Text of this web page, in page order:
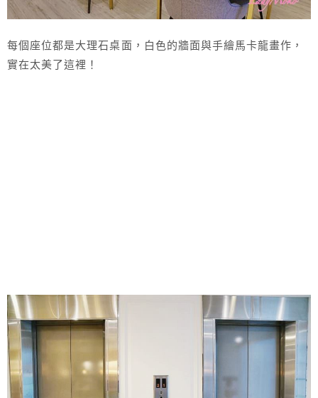
每個座位都是大理石桌面，白色的牆面與手繪馬卡龍畫作，
實在太美了這裡！